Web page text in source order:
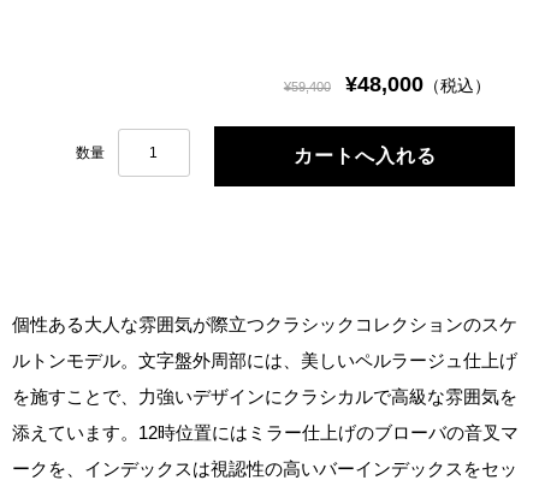
¥59,400 ¥48,000 （税込）
数量
個性ある大人な雰囲気が際立つクラシックコレクションのスケ
ルトンモデル。文字盤外周部には、美しいペルラージュ仕上げ
を施すことで、力強いデザインにクラシカルで高級な雰囲気を
添えています。12時位置にはミラー仕上げのブローバの音叉マ
ークを、インデックスは視認性の高いバーインデックスをセッ